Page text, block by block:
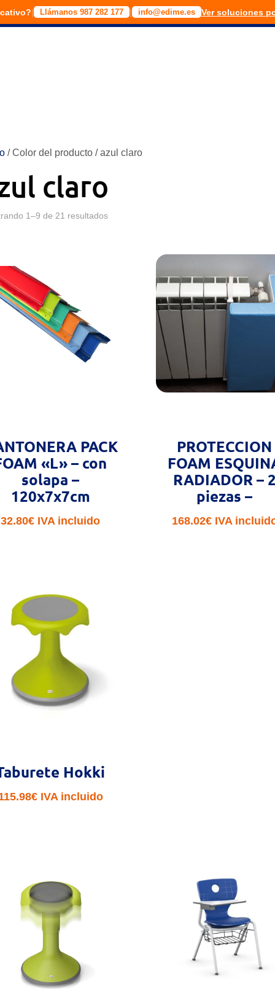
| Llámanos 987 282 177 | info@edime.es Ver soluciones
/ Color del producto / azul claro
claro
1–9 de 21 resultados
PACK
«L» – con
solapa –
120x7x7cm
32.80€ IVA incluido
PROTECCION
FOAM
RADIADOR – 2
piezas –
168.02€ IVA
Hokki
€ IVA incluido